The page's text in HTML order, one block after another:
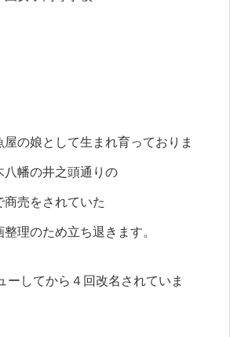
の娘として生まれ育っておりま
八幡の井之頭通りの
売をされていた
理のため立ち退きます。
ーしてから４回改名されていま